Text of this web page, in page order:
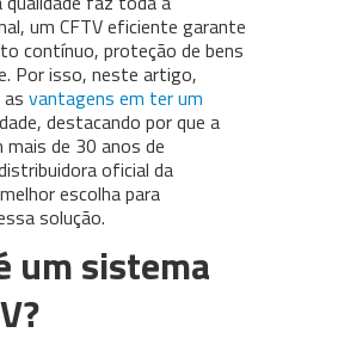
um CFTV eficiente garante
contínuo, proteção de bens
Por isso, neste artigo,
vantagens em ter um
destacando por que a
mais de 30 anos de
oficial da
escolha para
solução.
um sistema